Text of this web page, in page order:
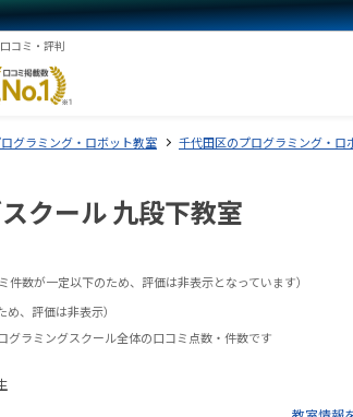
コミ・評判
グラミング・ロボット教室 千代田区のプログラミング・ロ
クール 九段下教室
件数が一定以下のため、評価は非表示となっています）
、評価は非表示）
グラミングスクール全体の口コミ点数・件数です